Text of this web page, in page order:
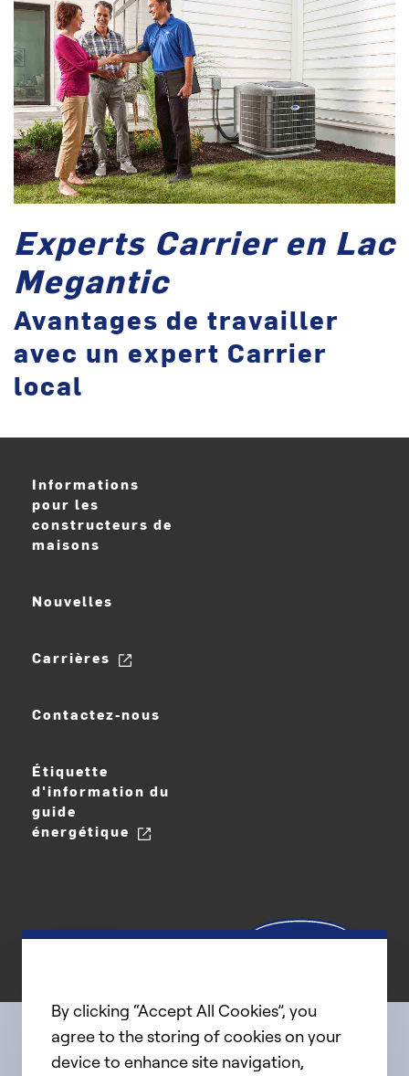
Experts Carrier en Lac
Megantic
Avantages de travailler
avec un expert Carrier
local
Informations
pour les
constructeurs de
maisons
Nouvelles
Carrières
Contactez-nous
Étiquette
d'information du
guide
énergétique
Connect with us
By clicking “Accept All Cookies”, you
agree to the storing of cookies on your
device to enhance site navigation,